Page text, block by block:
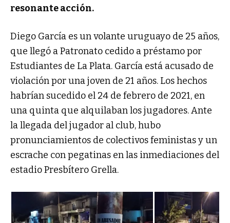
resonante acción.
Diego García es un volante uruguayo de 25 años,
que llegó a Patronato cedido a préstamo por
Estudiantes de La Plata. García está acusado de
violación por una joven de 21 años. Los hechos
habrían sucedido el 24 de febrero de 2021, en
una quinta que alquilaban los jugadores. Ante
la llegada del jugador al club, hubo
pronunciamientos de colectivos feministas y un
escrache con pegatinas en las inmediaciones del
estadio Presbítero Grella.